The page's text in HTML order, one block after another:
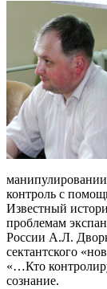
контроль с
Известный
проблемам
России А.Л.
сектантского
«…Кто
сознание.